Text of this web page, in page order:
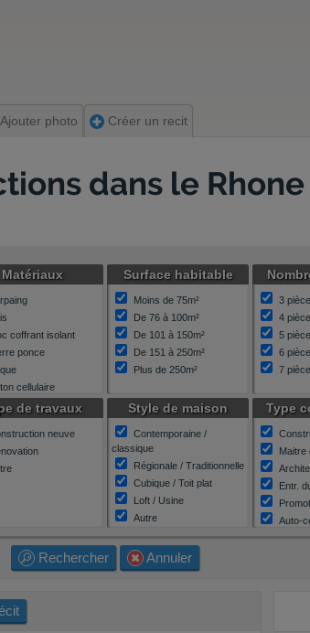
Ajouter photo Créer un recit
dans le Rhone
Matériaux
coffrant isolant
ponce
cellulaire
métallique
Surface habitable
Moins de 75m²
De 76 à 100m²
De 101 à 150m²
De 151 à 250m²
Plus de 250m²
3
4
5
6
7
de travaux
neuve
Style de maison
Contemporaine /
classique
Régionale / Traditionnelle
Cubique / Toit plat
Loft / Usine
Autre
Type
Maitre
Entr.
Auto-
Autre
Rechercher Annuler